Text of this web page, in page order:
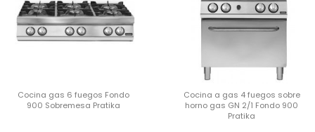
Cocina gas 6 fuegos Fondo
900 Sobremesa Pratika
Cocina a gas 4 fuegos sobre
horno gas GN 2/1 Fondo 900
Pratika